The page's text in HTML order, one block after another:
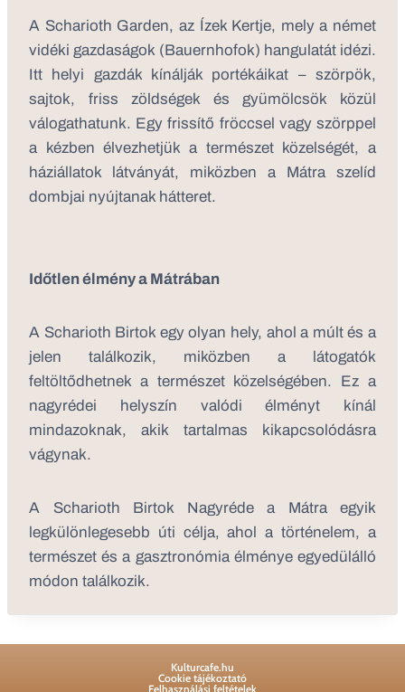
A Scharioth Garden, az Ízek Kertje, mely a német
vidéki gazdaságok (Bauernhofok) hangulatát idézi.
Itt helyi gazdák kínálják portékáikat – szörpök,
sajtok, friss zöldségek és gyümölcsök közül
válogathatunk. Egy frissítő fröccsel vagy szörppel
a kézben élvezhetjük a természet közelségét, a
háziállatok látványát, miközben a Mátra szelíd
dombjai nyújtanak hátteret.
Időtlen élmény a Mátrában
A Scharioth Birtok egy olyan hely, ahol a múlt és a
jelen találkozik, miközben a látogatók
feltöltődhetnek a természet közelségében. Ez a
nagyrédei helyszín valódi élményt kínál
mindazoknak, akik tartalmas kikapcsolódásra
vágynak.
A Scharioth Birtok Nagyréde a Mátra egyik
legkülönlegesebb úti célja, ahol a történelem, a
természet és a gasztronómia élménye egyedülálló
módon találkozik.
Kulturcafe.hu
Cookie tájékoztató
Felhasználási feltételek